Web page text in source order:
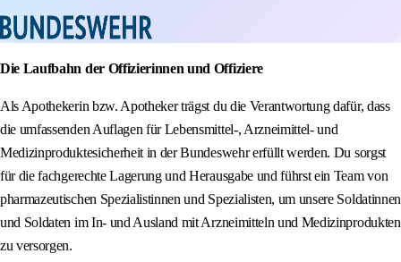
Die Laufbahn der Offizierinnen und Offiziere
Als Apothekerin bzw. Apotheker trägst du die Verantwortung dafür, dass
die umfassenden Auflagen für Lebensmittel-, Arzneimittel- und
Medizinproduktesicherheit in der Bundeswehr erfüllt werden. Du sorgst
für die fachgerechte Lagerung und Herausgabe und führst ein Team von
pharmazeutischen Spezialistinnen und Spezialisten, um unsere Soldatinnen
und Soldaten im In- und Ausland mit Arzneimitteln und Medizinprodukten
zu versorgen.